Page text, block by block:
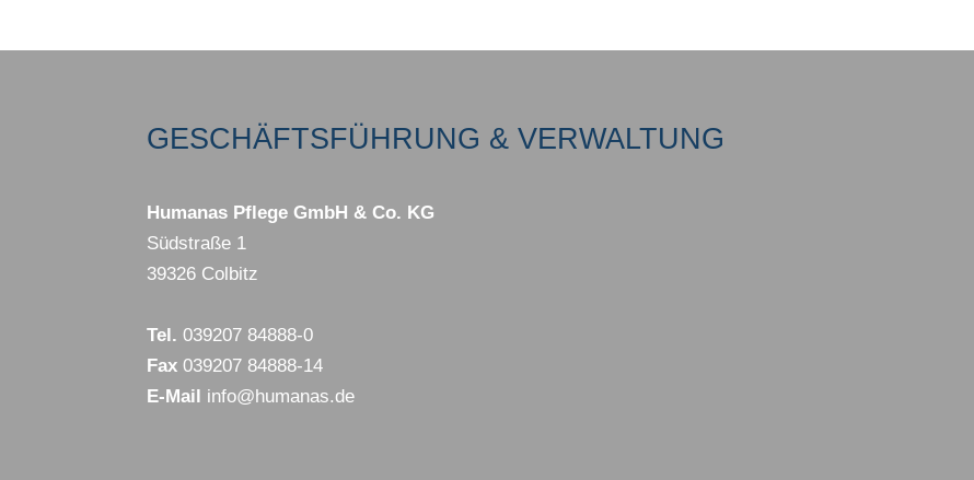
GESCHÄFTSFÜHRUNG & VERWALTUNG
Humanas Pflege GmbH & Co. KG
Südstraße 1
39326 Colbitz
Tel. 039207 84888-0
Fax 039207 84888-14
E-Mail info@humanas.de